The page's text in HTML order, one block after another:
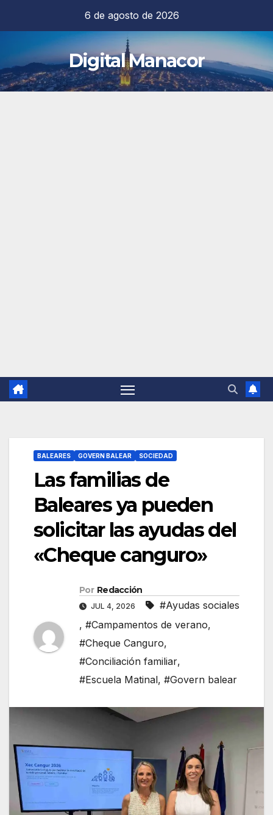
contenido
6 de agosto de 2026
Digital Manacor
BALEARES GOVERN BALEAR SOCIEDAD
Las familias de
Baleares ya pueden
solicitar las ayudas del
«Cheque canguro»
Por Redacción
JUL 4, 2026
#Ayudas sociales
, #Campamentos de verano,
#Cheque Canguro,
#Conciliación familiar,
#Escuela Matinal, #Govern balear